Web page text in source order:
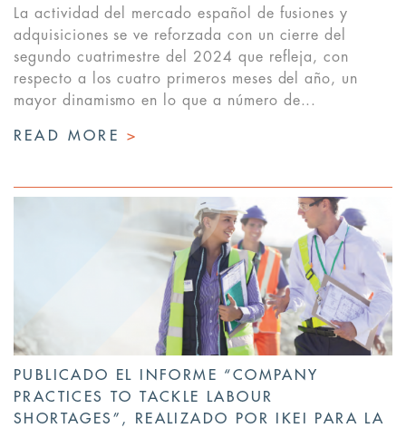
La actividad del mercado español de fusiones y
adquisiciones se ve reforzada con un cierre del
segundo cuatrimestre del 2024 que refleja, con
respecto a los cuatro primeros meses del año, un
mayor dinamismo en lo que a número de...
READ MORE >
PUBLICADO EL INFORME “COMPANY
PRACTICES TO TACKLE LABOUR
SHORTAGES”, REALIZADO POR IKEI PARA LA